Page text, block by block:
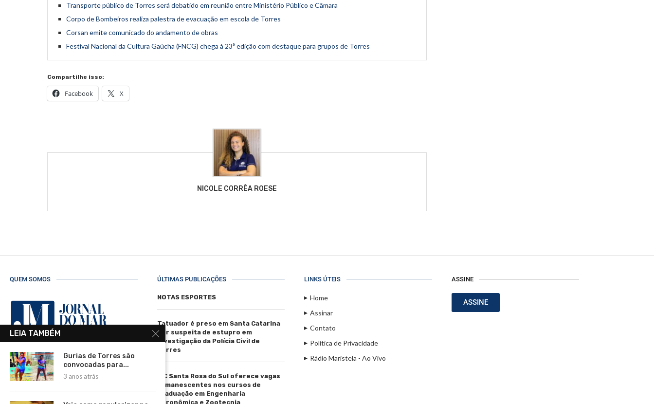
Transporte público de Torres será debatido em reunião entre Ministério Público e Câmara
Corpo de Bombeiros realiza palestra de evacuação em escola de Torres
Corsan emite comunicado do andamento de obras
Festival Nacional da Cultura Gaúcha (FNCG) chega à 23ª edição com destaque para grupos de Torres
Compartilhe isso:
Facebook X
NICOLE CORRÊA ROESE
QUEM SOMOS
R. Manoel de Matos Pereira, 40 -
Centro, Torres - RS, 95560-000
Telefone: (51) 3664-4188
ÚLTIMAS PUBLICAÇÕES
NOTAS ESPORTES
Tatuador é preso em Santa Catarina
por suspeita de estupro em
investigação da Polícia Civil de
Torres
IFC Santa Rosa do Sul oferece vagas
remanescentes nos cursos de
graduação em Engenharia
Agronômica e Zootecnia
LINKS ÚTEIS
Home
Assinar
Contato
Política de Privacidade
Rádio Maristela - Ao Vivo
ASSINE
ASSINE
LEIA TAMBÉM
Gurias de Torres são
convocadas para...
3 anos atrás